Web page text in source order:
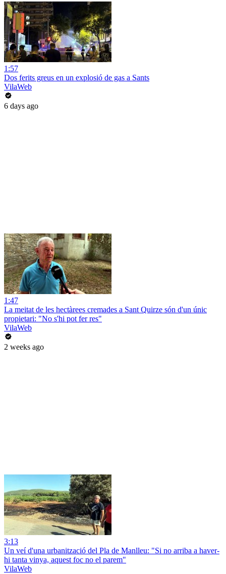
1:57
Dos ferits greus en un explosió de gas a Sants
VilaWeb
6 days ago
1:47
La meitat de les hectàrees cremades a Sant Quirze són d'un únic
propietari: "No s'hi pot fer res"
VilaWeb
2 weeks ago
3:13
Un veí d'una urbanització del Pla de Manlleu: "Si no arriba a haver-
hi tanta vinya, aquest foc no el parem"
VilaWeb